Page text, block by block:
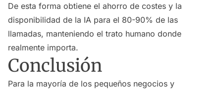
De esta forma obtiene el ahorro de costes y la
disponibilidad de la IA para el 80-90% de las
llamadas, manteniendo el trato humano donde
realmente importa.
Conclusión
Para la mayoría de los pequeños negocios y